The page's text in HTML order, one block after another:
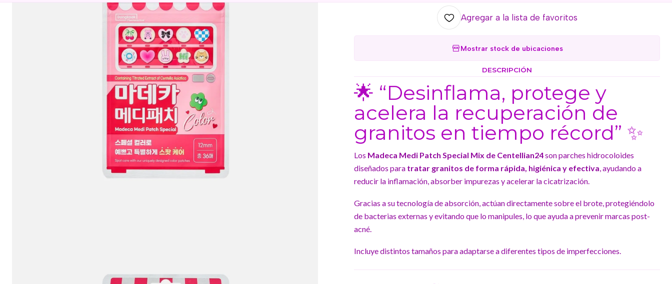
Agregar a la lista de favoritos
Mostrar stock de ubicaciones
DESCRIPCIÓN
🌟 “Desinflama, protege y
acelera la recuperación de
granitos en tiempo récord” ✨
Los Madeca Medi Patch Special Mix de Centellian24son parches hidrocoloides
diseñados para tratar granitos de forma rápida, higiénica y efectiva, ayudando a
reducir la inflamación, absorber impurezas y acelerar la cicatrización.
Gracias a su tecnología de absorción, actúan directamente sobre el brote, protegiéndolo
de bacterias externas y evitando que lo manipules, lo que ayuda a prevenir marcas post-
acné.
Incluye distintos tamaños para adaptarse a diferentes tipos de imperfecciones.